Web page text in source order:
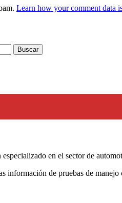
Learn how your comment data
en el sector de
información de pruebas de